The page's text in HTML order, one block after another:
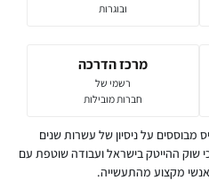
ובוגרות
מרכז הדרכה
רשמי של
חברות מובילות
מבוססים על ניסיון של עשרות שנים
שוק ההייטק בישראל ועבודה שוטפת עם
מקצוע מהתעשייה.